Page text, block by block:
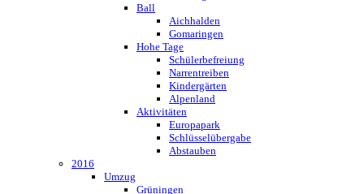
Ball
Aichhalden
Gomaringen
Hohe Tage
Schülerbefreiung
Narrentreiben
Kindergärten
Alpenland
Aktivitäten
Europapark
Schlüsselübergabe
Abstauben
2016
Umzug
Grüningen